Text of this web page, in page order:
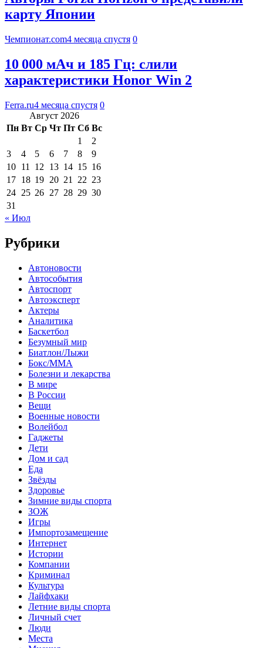
карту Японии
Чемпионат.com4 месяца спустя 0
10 000 мАч и 185 Гц: слили
характеристики Honor Win 2
Ferra.ru4 месяца спустя 0
Август 2026
Пн Вт Ср Чт Пт Сб Вс
1
2
3
4 5 6 7 8
9
10 11 12 13 14 15 16
17 18 19 20 21 22 23
24 25 26 27 28 29 30
31
« Июл
Рубрики
Автоновости
Автособытия
Автоспорт
Автоэксперт
Актеры
Аналитика
Баскетбол
Безумный мир
Биатлон/Лыжи
Бокс/MMA
Болезни и лекарства
В мире
В России
Вещи
Военные новости
Волейбол
Гаджеты
Дети
Дом и сад
Еда
Звёзды
Здоровье
Зимние виды спорта
ЗОЖ
Игры
Импортозамещение
Интернет
Истории
Компании
Криминал
Культура
Лайфхаки
Летние виды спорта
Личный счет
Люди
Места